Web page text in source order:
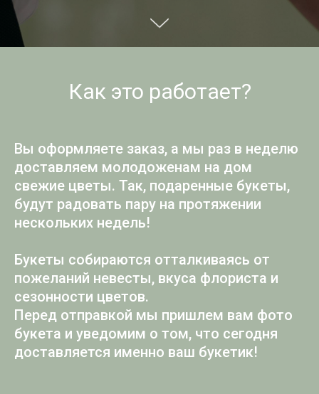
Как это работает?
Вы оформляете заказ, а мы раз в неделю
доставляем молодоженам на дом
свежие цветы. Так, подаренные букеты,
будут радовать пару на протяжении
нескольких недель!
Букеты собираются отталкиваясь от
пожеланий невесты, вкуса флориста и
сезонности цветов.
Перед отправкой мы пришлем вам фото
букета и уведомим о том, что сегодня
доставляется именно ваш букетик!